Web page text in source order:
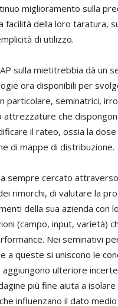
miglioramento sulla
facilità della loro taratura,
di utilizzo.
sulla mietitrebbia dà un
ora disponibili per
particolare, seminatrici,
attrezzature che
il rateo, ossia la dose
di mappe di distribuzione.
sempre cercato
rimorchi, di valutare la
della sua azienda con
(campo, input, varietà)
Nei seminativi
a queste si uniscono le
ulteriore
più fine aiuta a isolare
influenzano il dato medio